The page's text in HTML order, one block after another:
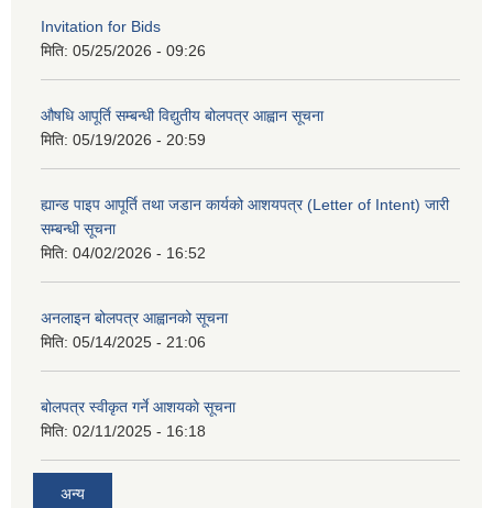
Invitation for Bids
मिति: 05/25/2026 - 09:26
औषधि आपूर्ति सम्बन्धी विद्युतीय बोलपत्र आह्वान सूचना
मिति: 05/19/2026 - 20:59
ह्यान्ड पाइप आपूर्ति तथा जडान कार्यको आशयपत्र (Letter of Intent) जारी
सम्बन्धी सूचना
मिति: 04/02/2026 - 16:52
अनलाइन बोलपत्र आह्वानको सूचना
मिति: 05/14/2025 - 21:06
बोलपत्र स्वीकृत गर्ने आशयकाे सूचना
मिति: 02/11/2025 - 16:18
अन्य